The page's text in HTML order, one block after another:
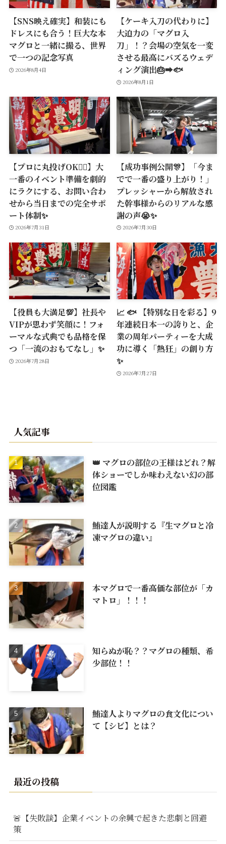
【SNS映え確実】和装にも
ドレスにも合う！巨大な本
マグロと一緒に撮る、世界
で一つの記念写真
2026年8月4日
【ケーキ入刀の代わりに】
大迫力の「マグロ入
刀」！？会場の空気を一変
させる最高にバズるウェデ
ィング演出🎂➡️🐟
2026年8月1日
【プロに丸投げOK🙆‍♂️】大
一番のイベント準備を劇的
にラクにする、お問い合わ
せから当日までの完全サポ
ート体制✨
2026年7月31日
【成功事例公開🎊】「今ま
でで一番の盛り上がり！」
プレッシャーから解放され
た幹事様からのリアルな感
謝の声😭✨
2026年7月30日
【役員も大満足💯】社長や
VIPが思わず笑顔に！フォ
ーマルな式典でも品格を保
つ「一流のおもてなし」✨
2026年7月28日
📈 🐟 【特別な日を彩る】9
年連続日本一の誇りと、企
業の周年パーティーを大成
功に導く「熱狂」の創り方
✨
2026年7月27日
人気記事
👑 マグロの部位の王様はどれ？解
体ショーでしか味わえない幻の部
位図鑑
鮪達人が説明する『生マグロと冷
凍マグロの違い』
本マグロで一番高価な部位が「カ
マトロ」！！！
知らぬが恥？？マグロの種類、希
少部位！！
鮪達人よりマグロの食文化につい
て【シビ】とは？
最近の投稿
🚨【失敗談】企業イベントの余興で起きた悲劇と回避
策